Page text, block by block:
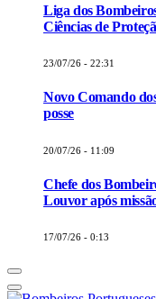
Liga dos
Ciências de
23/07/26 - 22:31
Novo Comando
posse
20/07/26 - 11:09
Chefe dos
Louvor após
17/07/26 - 0:13